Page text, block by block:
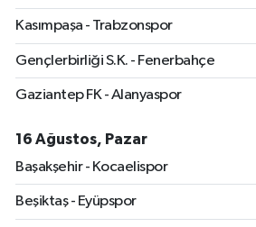
Kasımpaşa - Trabzonspor
Gençlerbirliği S.K. - Fenerbahçe
Gaziantep FK - Alanyaspor
16 Ağustos, Pazar
Başakşehir - Kocaelispor
Beşiktaş - Eyüpspor